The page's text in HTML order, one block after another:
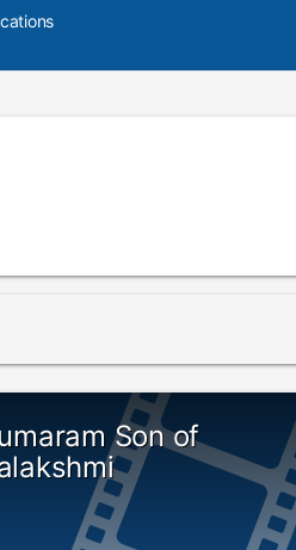
Son of